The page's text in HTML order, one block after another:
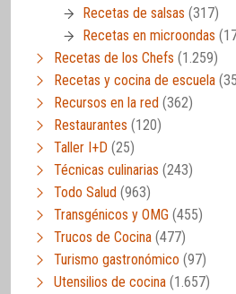
Recetas de salsas (317)
Recetas en microondas
Recetas de los Chefs (1.259)
Recetas y cocina de escuela
Recursos en la red (362)
Restaurantes (120)
Taller I+D (25)
Técnicas culinarias (243)
Todo Salud (963)
Transgénicos y OMG (455)
Trucos de Cocina (477)
Turismo gastronómico (97)
Utensilios de cocina (1.657)